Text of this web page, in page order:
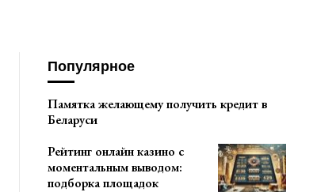
Популярное
Памятка желающему получить кредит в
Беларуси
Рейтинг онлайн казино с
моментальным выводом:
подборка площадок